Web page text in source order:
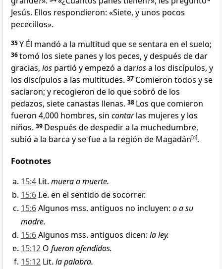
Jesús. Ellos respondieron: «Siete, y unos pocos
pececillos».
35Y Él mandó a la multitud que se sentara en el suelo;
36tomó los siete panes y los peces, y después de dar
gracias, los partió y empezó a darlosa los discípulos, y
los discípulos a las multitudes. 37 Comieron todos y se
saciaron; y recogieron de lo que sobró de los
pedazos, siete canastas llenas. 38 Los que comieron
fueron 4,000 hombres, sin contarlas mujeres y los
niños. 39 Después de despedir a la muchedumbre,
subió a la barca y se fue a la región de Magadán[o].
Footnotes
15:4 Lit. muera a muerte.
15:6I.e. en el sentido de socorrer.
15:6Algunos mss. antiguos no incluyen: o a su
madre.
15:6Algunos mss. antiguos dicen: la ley.
15:12 O fueron ofendidos.
15:12 Lit. la palabra.